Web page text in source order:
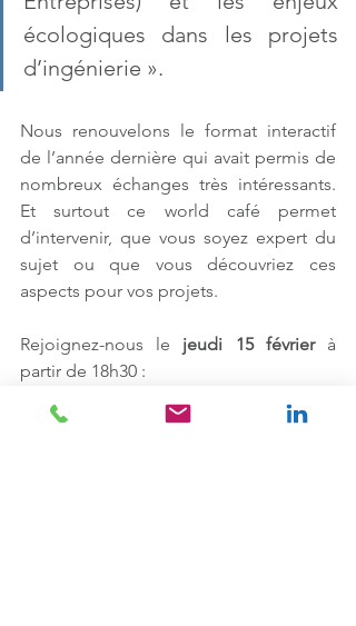
écologiques dans les projets
d’ingénierie ».
Nous renouvelons le format interactif
de l’année dernière qui avait permis de
nombreux échanges très intéressants.
Et surtout ce world café permet
d’intervenir, que vous soyez expert du
sujet ou que vous découvriez ces
aspects pour vos projets.
Rejoignez-nous le jeudi 15 février à
partir de 18h30 :
Inscription en ligne :